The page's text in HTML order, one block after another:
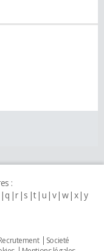
:
q r s t u v w x y
Societé